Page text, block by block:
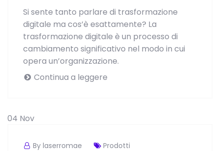
Si sente tanto parlare di trasformazione
digitale ma cos’è esattamente? La
trasformazione digitale è un processo di
cambiamento significativo nel modo in cui
opera un’organizzazione.
Continua a leggere
04 Nov
By laserromae Prodotti